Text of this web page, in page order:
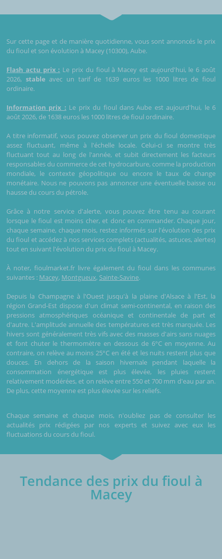
Sur cette page et de manière quotidienne, vous sont annoncés le prix
du fioul et son évolution à Macey (10300), Aube.
Flash actu prix : Le prix du fioul à Macey est aujourd'hui, le 6 août
2026, stable avec un tarif de 1639 euros les 1000 litres de fioul
ordinaire.
Information prix : Le prix du fioul dans Aube est aujourd'hui, le 6
août 2026, de 1638 euros les 1000 litres de fioul ordinaire.
A titre informatif, vous pouvez observer un prix du fioul domestique
assez fluctuant, même à l'échelle locale. Celui-ci se montre très
fluctuant tout au long de l'année, et subit directement les facteurs
responsables du commerce de cet hydrocarbure, comme la production
mondiale, le contexte géopolitique ou encore le taux de change
monétaire. Nous ne pouvons pas annoncer une éventuelle baisse ou
hausse du cours du pétrole.
Grâce à notre service d'alerte, vous pouvez être tenu au courant
lorsque le fioul est moins cher, et donc en commander. Chaque jour,
chaque semaine, chaque mois, restez informés sur l'évolution des prix
du fioul et accédez à nos services complets (actualités, astuces, alertes)
tout en suivant l'évolution du prix du fioul à Macey.
À noter, fioulmarket.fr livre également du fioul dans les communes
suivantes : Macey, Montgueux, Sainte-Savine.
Depuis la Champagne à l'Ouest jusqu'à la plaine d'Alsace à l'Est, la
région Grand-Est dispose d'un climat semi-continental, en raison des
pressions atmosphériques océanique et continentale de part et
d'autre. L'amplitude annuelle des températures est très marquée. Les
hivers sont généralement très vifs avec des masses d'airs sans nuages
et font chuter le thermomètre en dessous de 6°C en moyenne. Au
contraire, on relève au moins 25°C en été et les nuits restent plus que
douces. En dehors de la saison hivernale pendant laquelle la
consommation énergétique est plus élevée, les pluies restent
relativement modérées, et on relève entre 550 et 700 mm d'eau par an.
De plus, cette moyenne est plus élevée sur les reliefs.
Chaque semaine et chaque mois, n'oubliez pas de consulter les
actualités prix rédigées par nos experts et suivez avec eux les
fluctuations du cours du fioul.
Tendance des prix du fioul à
Macey